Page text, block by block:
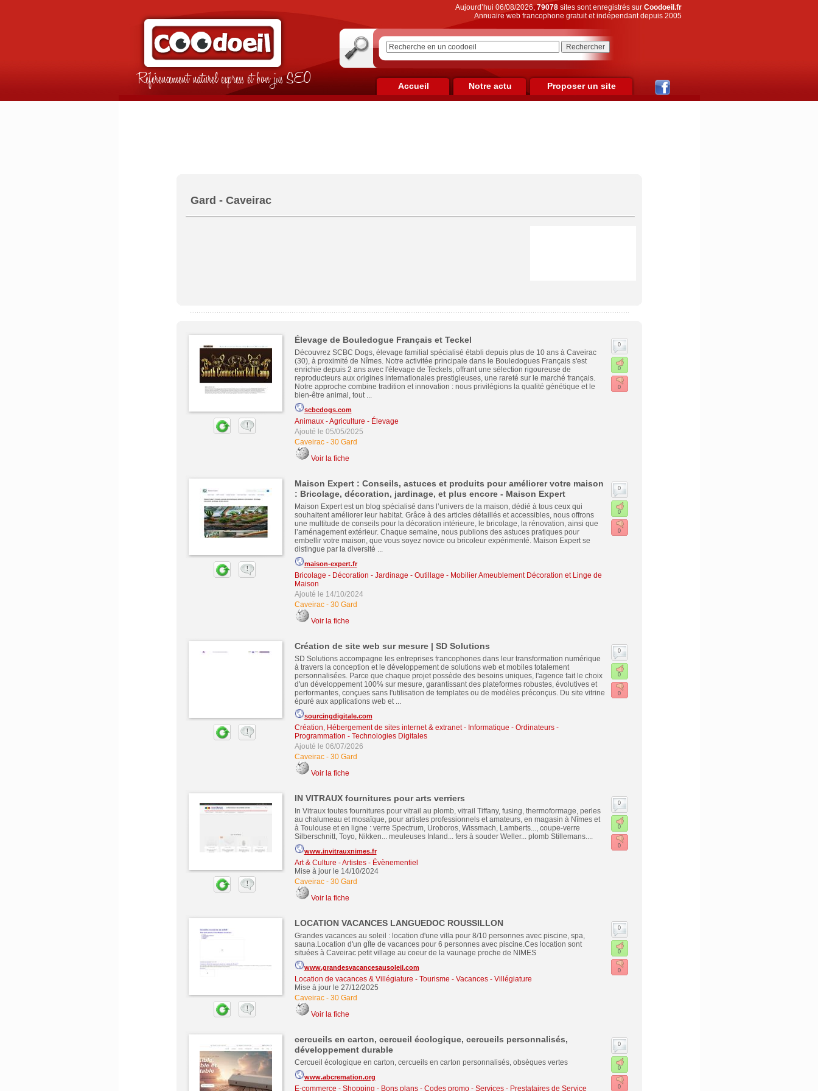
Référencement naturel express et bon jus SEO
Aujourd’hui 06/08/2026,79078sites sont enregistrés sur Coodoeil.fr
Annuaire web francophone gratuit et indépendant depuis 2005
Accueil Notre actu Proposer un site
Gard - Caveirac
Élevage de Bouledogue Français et Teckel
Découvrez SCBC Dogs, élevage familial spécialisé établi depuis plus de 10 ans à Caveirac
(30), à proximité de Nîmes. Notre activitée principale dans le Bouledogues Français s'est
enrichie depuis 2 ans avec l'élevage de Teckels, offrant une sélection rigoureuse de
reproducteurs aux origines internationales prestigieuses, une rareté sur le marché français.
Notre approche combine tradition et innovation : nous privilégions la qualité génétique et le
bien-être animal, tout ...
scbcdogs.com
Animaux - Agriculture - Élevage
Ajouté le 05/05/2025
Caveirac- 30 Gard
Voir la fiche
0
0
0
Maison Expert : Conseils, astuces et produits pour améliorer votre maison
: Bricolage, décoration, jardinage, et plus encore - Maison Expert
Maison Expert est un blog spécialisé dans l’univers de la maison, dédié à tous ceux qui
souhaitent améliorer leur habitat. Grâce à des articles détaillés et accessibles, nous offrons
une multitude de conseils pour la décoration intérieure, le bricolage, la rénovation, ainsi que
l’aménagement extérieur. Chaque semaine, nous publions des astuces pratiques pour
embellir votre maison, que vous soyez novice ou bricoleur expérimenté. Maison Expert se
distingue par la diversité ...
maison-expert.fr
Bricolage - Décoration - Jardinage - Outillage - Mobilier Ameublement Décoration et Linge de
Maison
Ajouté le 14/10/2024
Caveirac- 30 Gard
Voir la fiche
0
0
0
Création de site web sur mesure | SD Solutions
SD Solutions accompagne les entreprises francophones dans leur transformation numérique
à travers la conception et le développement de solutions web et mobiles totalement
personnalisées. Parce que chaque projet possède des besoins uniques, l'agence fait le choix
d'un développement 100% sur mesure, garantissant des plateformes robustes, évolutives et
performantes, conçues sans l'utilisation de templates ou de modèles préconçus. Du site vitrine
épuré aux applications web et ...
sourcingdigitale.com
Création, Hébergement de sites internet & extranet- Informatique - Ordinateurs -
Programmation - Technologies Digitales
Ajouté le 06/07/2026
Caveirac- 30 Gard
Voir la fiche
0
0
0
IN VITRAUX fournitures pour arts verriers
In Vitraux toutes fournitures pour vitrail au plomb, vitrail Tiffany, fusing, thermoformage, perles
au chalumeau et mosaïque, pour artistes professionnels et amateurs, en magasin à Nîmes et
à Toulouse et en ligne : verre Spectrum, Uroboros, Wissmach, Lamberts..., coupe-verre
Silberschnitt, Toyo, Nikken... meuleuses Inland... fers à souder Weller... plomb Stillemans....
www.invitrauxnimes.fr
Art & Culture - Artistes - Évènementiel
Mise à jour le 14/10/2024
Caveirac- 30 Gard
Voir la fiche
0
0
0
LOCATION VACANCES LANGUEDOC ROUSSILLON
Grandes vacances au soleil : location d'une villa pour 8/10 personnes avec piscine, spa,
sauna.Location d'un gÏte de vacances pour 6 personnes avec piscine.Ces location sont
situées à Caveirac petit village au coeur de la vaunage proche de NIMES
www.grandesvacancesausoleil.com
Location de vacances & Villégiature - Tourisme - Vacances - Villégiature
Mise à jour le 27/12/2025
Caveirac- 30 Gard
Voir la fiche
0
0
0
cercueils en carton, cercueil écologique, cercueils personnalisés,
développement durable
Cercueil écologique en carton, cercueils en carton personnalisés, obsèques vertes
www.abcremation.org
E-commerce - Shopping - Bons plans - Codes promo- Services - Prestataires de Service
0
0
0